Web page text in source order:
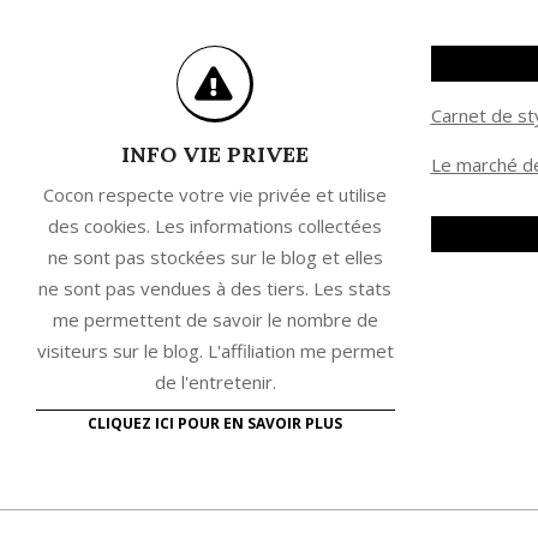
INFO VIE PRIVEE
Cocon respecte votre vie privée et utilise
des cookies. Les informations collectées
ne sont pas stockées sur le blog et elles
ne sont pas vendues à des tiers. Les stats
me permettent de savoir le nombre de
visiteurs sur le blog. L'affiliation me permet
de l'entretenir.
CLIQUEZ ICI POUR EN SAVOIR PLUS
Carnet de
Le marché